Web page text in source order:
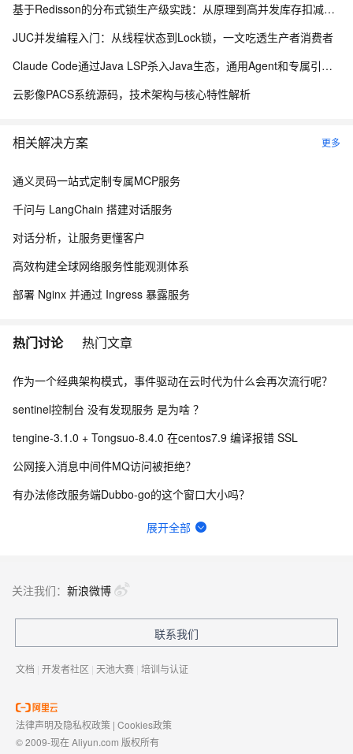
基于Redisson的分布式锁生产级实践：从原理到高并发库存扣减实战
JUC并发编程入门：从线程状态到Lock锁，一文吃透生产者消费者
Claude Code通过Java LSP杀入Java生态，通用Agent和专属引擎差在哪
云影像PACS系统源码，技术架构与核心特性解析
相关解决方案 更多
通义灵码一站式定制专属MCP服务
千问与 LangChain 搭建对话服务
对话分析，让服务更懂客户
高效构建全球网络服务性能观测体系
部署 Nginx 并通过 Ingress 暴露服务
热门讨论 热门文章
作为一个经典架构模式，事件驱动在云时代为什么会再次流行呢？
sentinel控制台 没有发现服务 是为啥 ？
tengine-3.1.0 + Tongsuo-8.4.0 在centos7.9 编译报错 SSL
公网接入消息中间件MQ访问被拒绝？
有办法修改服务端Dubbo-go的这个窗口大小吗？
wget https://chaosblade.oss-cn-hangzhou.aliyuncs.c
展开全部
关注我们： 新浪微博
联系我们
文档 | 开发者社区 | 天池大赛 | 培训与认证
法律声明及隐私权政策 | Cookies政策
© 2009-现在 Aliyun.com 版权所有